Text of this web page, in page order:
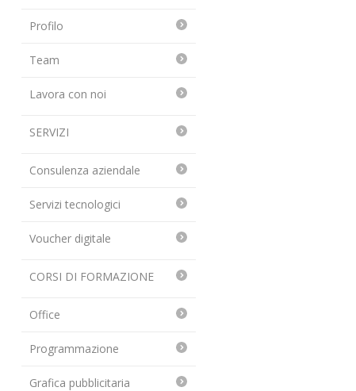
Profilo
Team
Lavora con noi
SERVIZI
Consulenza aziendale
Servizi tecnologici
Voucher digitale
CORSI DI FORMAZIONE
Office
Programmazione
Grafica pubblicitaria